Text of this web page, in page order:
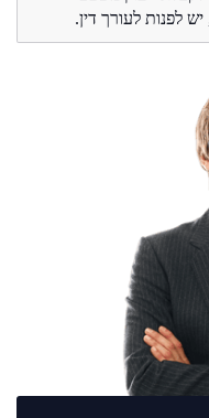
לפנות לעורך דין.